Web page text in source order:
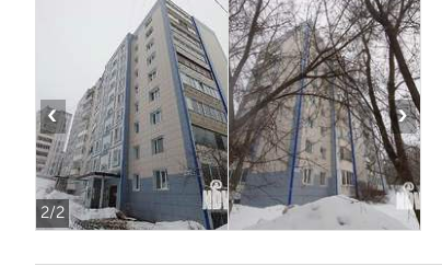
2/2
‹ ›